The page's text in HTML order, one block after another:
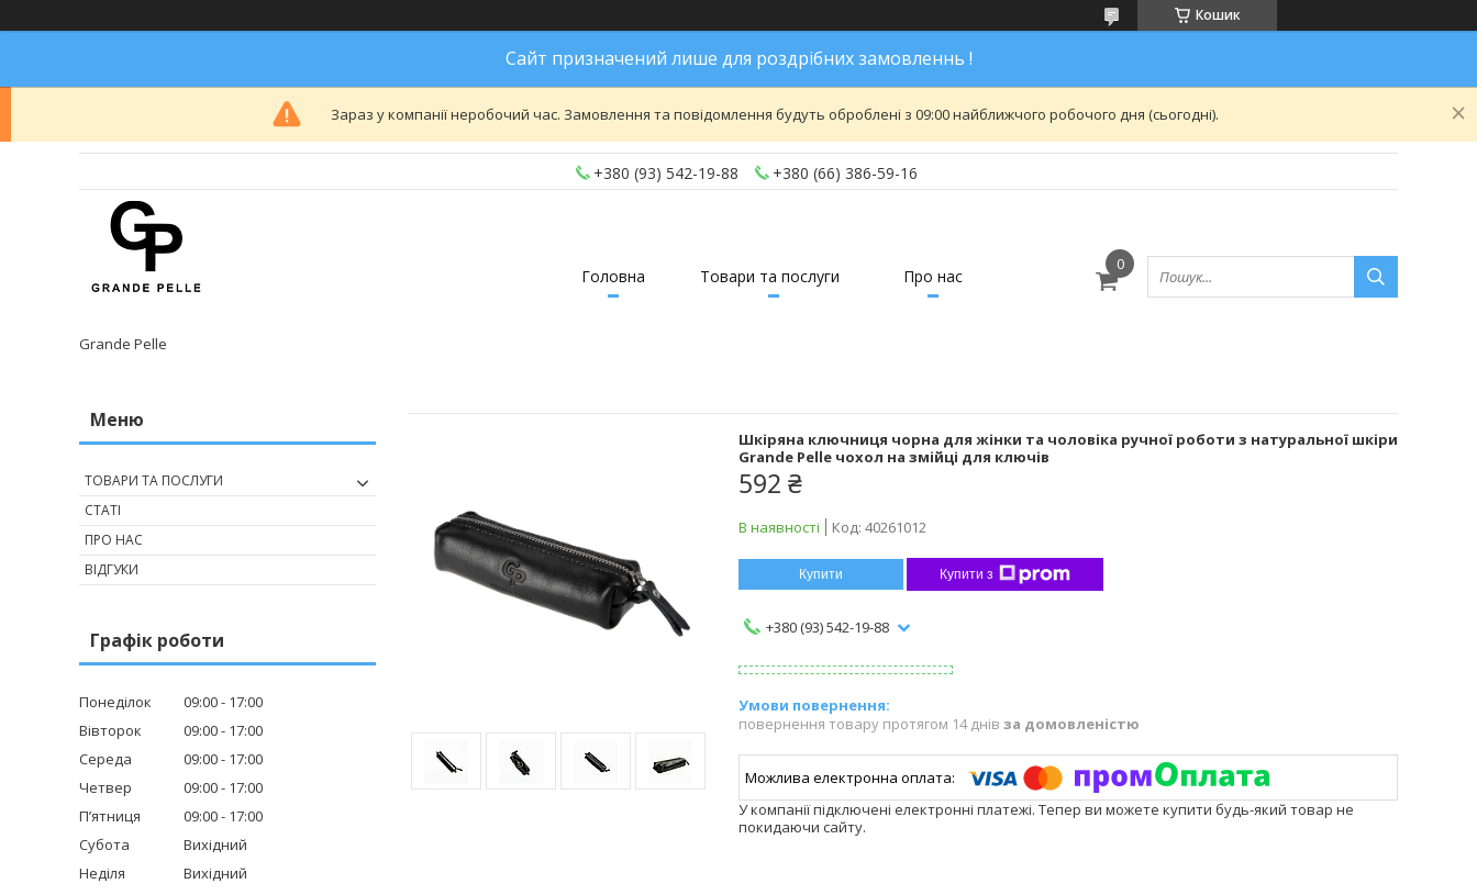
Кошик
Сайт призначений лише для роздрібних замовленнь !
Зараз у компанії неробочий час. Замовлення та повідомлення будуть оброблені з 09:00 найближчого робочого дня (сьогодні).
+380 (93) 542-19-88 +380 (66) 386-59-16
Grande Pelle
Головна Товари та послуги Про нас
Шкіряна ключниця чорна для жінки та чоловіка ручної роботи з натуральної шкіри
Grande Pelle чохол на змійці для ключів
592 ₴
В наявності Код: 40261012
Купити Купити з
+380 (93) 542-19-88
повернення товару протягом 14 днів за домовленістю
У компанії підключені електронні платежі. Тепер ви можете купити будь-який товар не
покидаючи сайту.
ТОВАРИ ТА ПОСЛУГИ
СТАТІ
ПРО НАС
ВІДГУКИ
Графік роботи
Понеділок 09:00
17:00
Вівторок
09:00
17:00
Середа
09:00
17:00
Четвер
09:00
17:00
Пʼятниця
09:00
17:00
Субота
Вихідний
Неділя
Вихідний